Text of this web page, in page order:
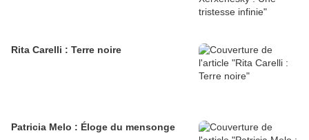
Rita Carelli : Terre noire
Patricia Melo : Éloge du mensonge